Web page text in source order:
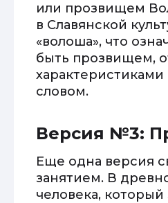
или прозвищем
в Славянской
«волоша», что
быть прозвищем,
словом.
Версия №3:
Еще одна версия
занятием. В
человека,